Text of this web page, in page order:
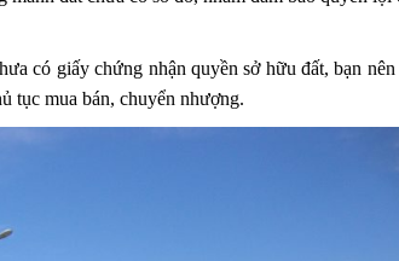
có giấy chứng nhận quyền sở hữu đất, bạn
tục mua bán, chuyển nhượng.